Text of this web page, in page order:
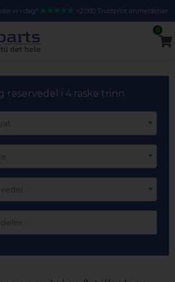
vi i dag* >2.000 Trustpilot anmeldelser
0
reservedel i 4 raske trinn